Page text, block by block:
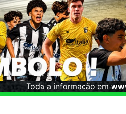
Toda a informação em